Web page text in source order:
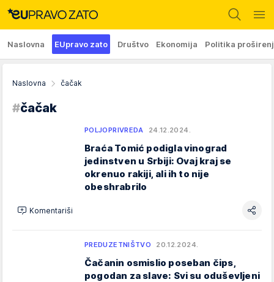
Naslovna EUpravo zato Društvo Ekonomija Politika
Naslovna čačak
#čačak
POLJOPRIVREDA 24.12.2024.
Braća Tomić podigla vinograd
jedinstven u Srbiji: Ovaj kraj se
okrenuo rakiji, ali ih to nije
obeshrabrilo
Komentariši
PREDUZETNIŠTVO 20.12.2024.
Čačanin osmislio poseban čips,
pogodan za slave: Svi su oduševljeni